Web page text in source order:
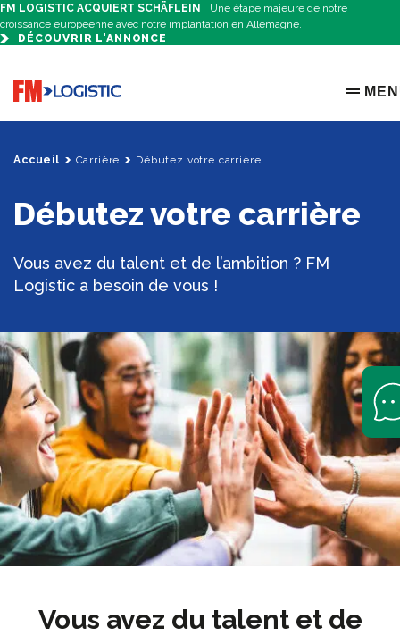
FM LOGISTIC ACQUIERT SCHÄFLEIN
Une étape majeure de notre
croissance européenne avec notre implantation en Allemagne.
DÉCOUVRIR L'ANNONCE
Go to home page
OPEN
Accueil Carrière Débutez votre carrière
Débutez votre carrière
Vous avez du talent et de l’ambition ? FM
Logistic a besoin de vous !
Vous avez du talent et de